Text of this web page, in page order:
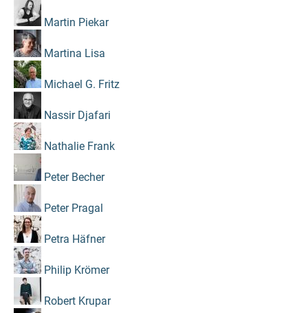
Martin Piekar
Martina Lisa
Michael G. Fritz
Nassir Djafari
Nathalie Frank
Peter Becher
Peter Pragal
Petra Häfner
Philip Krömer
Robert Krupar